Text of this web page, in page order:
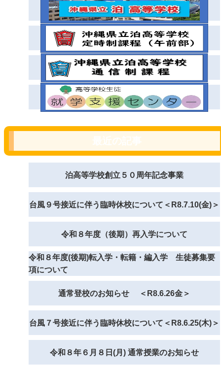
泊高等学校創立５０周年記念事業
台風９号接近に伴う臨時休校について＜R8.7.10(金)＞
令和８年度（後期）再入学について
令和８年度(後期)転入学・転籍・編入学 生徒募集要
項について
通常登校のお知らせ ＜R8.6.26金＞
台風７号接近に伴う臨時休校について＜R8.6.25(木)＞
令和８年６月８日(月) 通常授業のお知らせ